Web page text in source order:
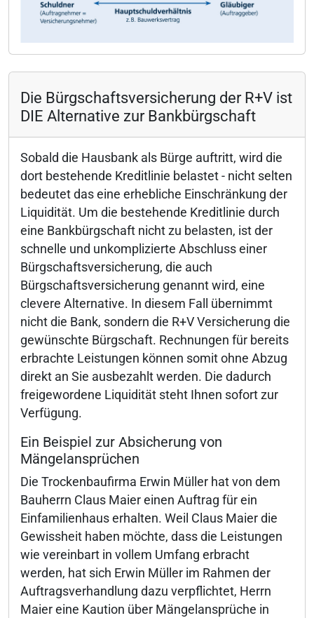
Die Bürgschaftsversicherung der R+V ist
DIE Alternative zur Bankbürgschaft
Sobald die Hausbank als Bürge auftritt, wird die
dort bestehende Kreditlinie belastet - nicht selten
bedeutet das eine erhebliche Einschränkung der
Liquidität. Um die bestehende Kreditlinie durch
eine Bankbürgschaft nicht zu belasten, ist der
schnelle und unkomplizierte Abschluss einer
Bürgschaftsversicherung, die auch
Bürgschaftsversicherung genannt wird, eine
clevere Alternative. In diesem Fall übernimmt
nicht die Bank, sondern die R+V Versicherung die
gewünschte Bürgschaft. Rechnungen für bereits
erbrachte Leistungen können somit ohne Abzug
direkt an Sie ausbezahlt werden. Die dadurch
freigewordene Liquidität steht Ihnen sofort zur
Verfügung.
Ein Beispiel zur Absicherung von
Mängelansprüchen
Die Trockenbaufirma Erwin Müller hat von dem
Bauherrn Claus Maier einen Auftrag für ein
Einfamilienhaus erhalten. Weil Claus Maier die
Gewissheit haben möchte, dass die Leistungen
wie vereinbart in vollem Umfang erbracht
werden, hat sich Erwin Müller im Rahmen der
Auftragsverhandlung dazu verpflichtet, Herrn
Maier eine Kaution über Mängelansprüche in